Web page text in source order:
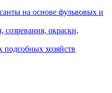
на основе фульвовых и
созревания, окраски,
хозяйств